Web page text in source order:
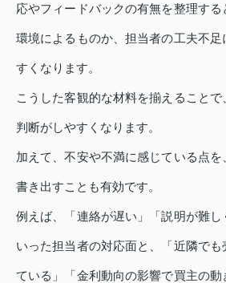
応やフィードバックの有無を整理す
環境によるものか、担当者の工夫不
すくなります。
こうした客観的な材料を揃えること
判断がしやすくなります。
加えて、不安や不満に感じている点
書き出すことも有効です。
例えば、「連絡が遅い」「説明が難し
いった担当者の対応面と、「近隣で
ている」「金利動向の影響で買主の